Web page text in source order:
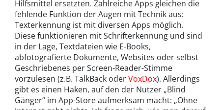
Hilfsmittel ersetzten. Zahlreiche Apps gleichen die
fehlende Funktion der Augen mit Technik aus:
Texterkennung ist mit diversen Apps möglich.
Diese funktionieren mit Schrifterkennung und sind
in der Lage, Textdateien wie E-Books,
abfotografierte Dokumente, Websites oder selbst
Geschriebenes per Screen-Reader-Stimme
vorzulesen (z.B. TalkBack oderVoxDox). Allerdings
gibt es einen Haken, auf den der Nutzer „Blind
Gänger“ im App-Store aufmerksam macht: „Ohne